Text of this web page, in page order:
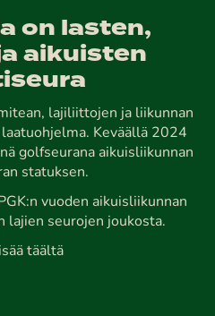
on lasten,
aikuisten
lajiliittojen ja liikunnan
Keväällä 2024
golfseurana aikuisliikunnan
statuksen.
vuoden aikuisliikunnan
lajien seurojen joukosta.
täältä